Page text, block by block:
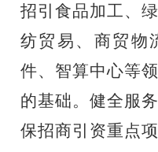
招引食品加工、
纺贸易、商贸物
件、智算中心等
的基础。健全服
保招商引资重点